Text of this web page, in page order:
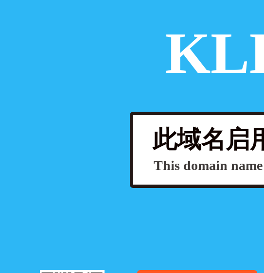
此域名启
This domain